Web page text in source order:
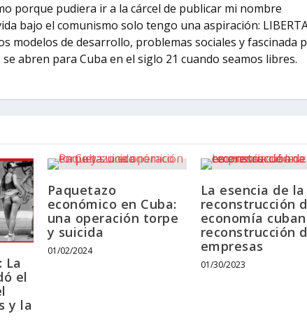
porque pudiera ir a la cárcel de publicar mi nombre
bajo el comunismo solo tengo una aspiración:
modelos de desarrollo, problemas sociales y fascinada
abren para Cuba en el siglo 21 cuando seamos libres.
La
el
y la
Paquetazo
económico en Cuba:
una operación torpe
y suicida
01/02/2024
La esencia de la
reconstrucción
economía
reconstrucción
empresas
01/30/2023